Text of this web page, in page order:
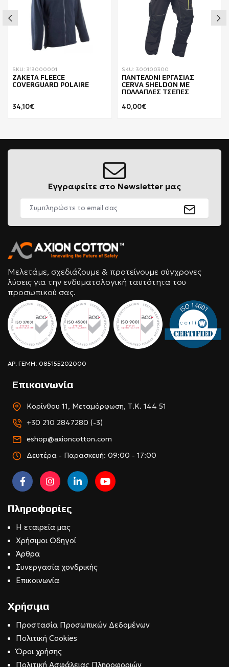
SKU: 313000001
ΖΑΚΕΤΑ FLEECE
COVERGUARD POLAIRE
34,10€
SKU: 300100300
ΠΑΝΤΕΛΟΝΙ ΕΡΓΑΣΙΑΣ
CERVA SHELDON ΜΕ
ΠΟΛΛΑΠΛΕΣ ΤΣΕΠΕΣ
40,00€
Εγγραφείτε στο Newsletter μας
Μελετάμε, σχεδιάζουμε & προτείνουμε σύγχρονες
λύσεις για την ενδυματολογική ταυτότητα του
προσωπικού σας.
ΑΡ. ΓΕΜΗ: 085155202000
Επικοινωνία
Κορίνθου 11, Μεταμόρφωση, Τ.Κ. 144 51
+30 210 2847280 (-3)
eshop@axioncotton.com
Δευτέρα - Παρασκευή: 09:00 - 17:00
Πληροφορίες
Η εταιρεία μας
Χρήσιμοι Οδηγοί
Άρθρα
Συνεργασία χονδρικής
Επικοινωνία
Χρήσιμα
Προστασία Προσωπικών Δεδομένων
Πολιτική Cookies
Όροι χρήσης
Πολιτική Ασφάλειας Πληροφοριών